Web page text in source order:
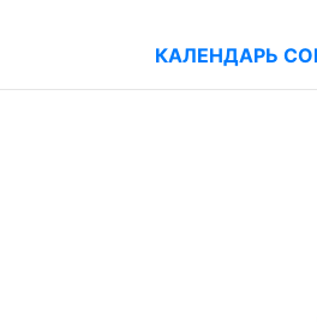
КАЛЕНДАРЬ